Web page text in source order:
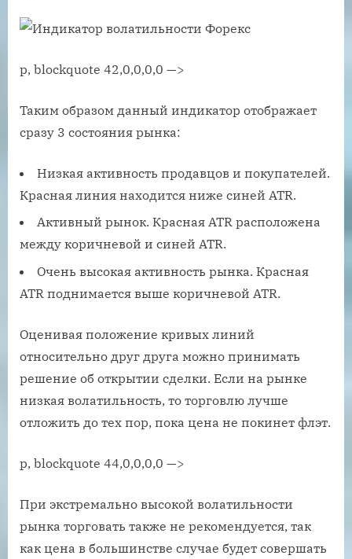
p, blockquote 42,0,0,0,0 —>
Таким образом данный индикатор отображает
сразу 3 состояния рынка:
Низкая активность продавцов и покупателей.
Красная линия находится ниже синей ATR.
Активный рынок. Красная ATR расположена
между коричневой и синей ATR.
Очень высокая активность рынка. Красная
ATR поднимается выше коричневой ATR.
Оценивая положение кривых линий
относительно друг друга можно принимать
решение об открытии сделки. Если на рынке
низкая волатильность, то торговлю лучше
отложить до тех пор, пока цена не покинет флэт.
p, blockquote 44,0,0,0,0 —>
При экстремально высокой волатильности
рынка торговать также не рекомендуется, так
как цена в большинстве случае будет совершать